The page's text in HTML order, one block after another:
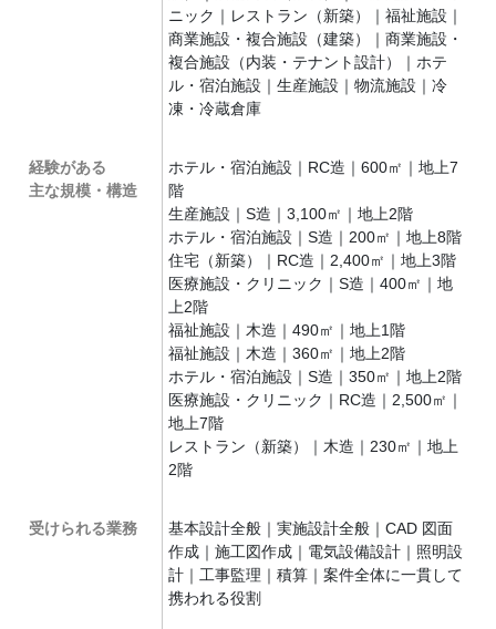
ニック｜レストラン（新築）｜福祉施設｜
商業施設・複合施設（建築）｜商業施設・
複合施設（内装・テナント設計）｜ホテ
ル・宿泊施設｜生産施設｜物流施設｜冷
凍・冷蔵倉庫
経験がある
主な規模・構造
ホテル・宿泊施設｜RC造｜600㎡｜地上7
階
生産施設｜S造｜3,100㎡｜地上2階
ホテル・宿泊施設｜S造｜200㎡｜地上8階
住宅（新築）｜RC造｜2,400㎡｜地上3階
医療施設・クリニック｜S造｜400㎡｜地
上2階
福祉施設｜木造｜490㎡｜地上1階
福祉施設｜木造｜360㎡｜地上2階
ホテル・宿泊施設｜S造｜350㎡｜地上2階
医療施設・クリニック｜RC造｜2,500㎡｜
地上7階
レストラン（新築）｜木造｜230㎡｜地上
2階
受けられる業務
基本設計全般｜実施設計全般｜CAD 図面
作成｜施工図作成｜電気設備設計｜照明設
計｜工事監理｜積算｜案件全体に一貫して
携われる役割